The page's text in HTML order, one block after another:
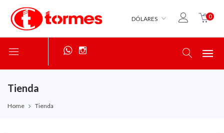
DÓLARES 0
Tienda
Home Tienda